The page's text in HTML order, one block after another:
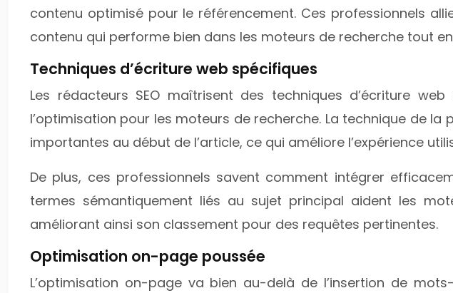
contenu optimisé pour le référencement. Ces professionnels
contenu qui performe bien dans les moteurs de recherche tout
Techniques d’écriture web spécifiques
Les rédacteurs SEO maîtrisent des techniques d’écriture
l’optimisation pour les moteurs de recherche. La technique de
importantes au début de l’article, ce qui améliore l’expérience
De plus, ces professionnels savent comment intégrer
termes sémantiquement liés au sujet principal aident les
améliorant ainsi son classement pour des requêtes pertinentes.
Optimisation on-page poussée
L’optimisation on-page va bien au-delà de l’insertion de